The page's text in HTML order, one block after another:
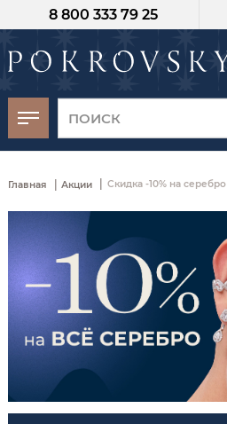
8 800 333 79 25
Главная | Акции Скидка -10% на серебро
-30%
от 15 дней с
момента оплаты